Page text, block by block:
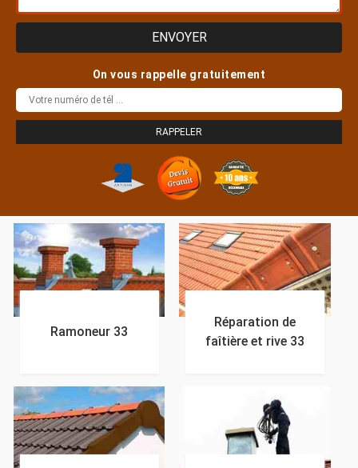
On vous rappelle gratuitement
Ramoneur 33
Réparation de
faîtière et rive 33